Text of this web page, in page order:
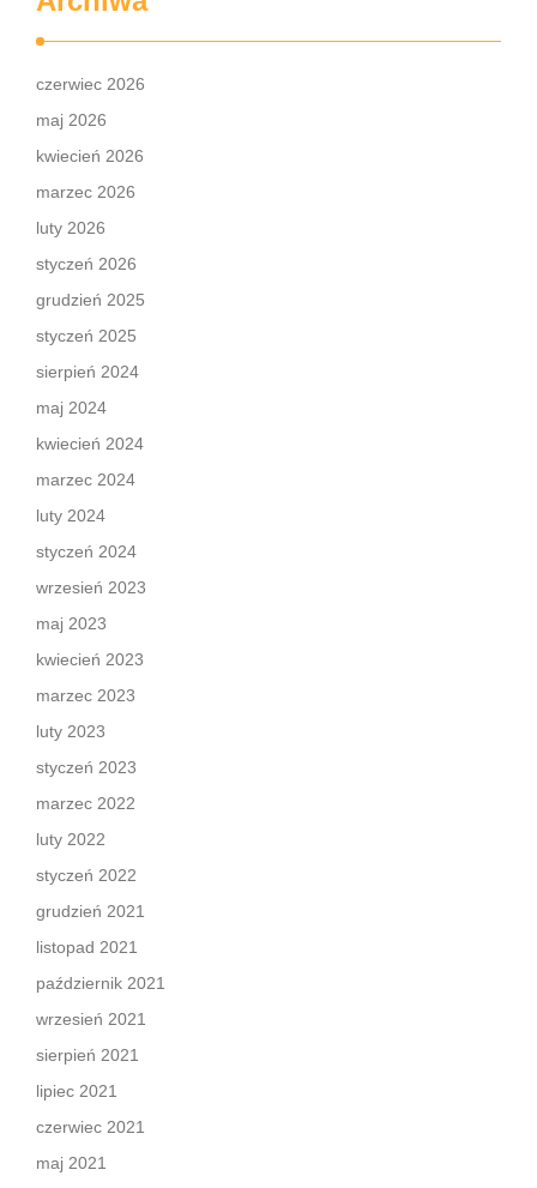
czerwiec 2026
maj 2026
kwiecień 2026
marzec 2026
luty 2026
styczeń 2026
grudzień 2025
styczeń 2025
sierpień 2024
maj 2024
kwiecień 2024
marzec 2024
luty 2024
styczeń 2024
wrzesień 2023
maj 2023
kwiecień 2023
marzec 2023
luty 2023
styczeń 2023
marzec 2022
luty 2022
styczeń 2022
grudzień 2021
listopad 2021
październik 2021
wrzesień 2021
sierpień 2021
lipiec 2021
czerwiec 2021
maj 2021